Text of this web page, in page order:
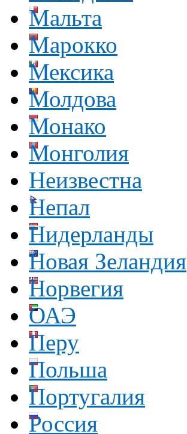
Мальта
Марокко
Мексика
Молдова
Монако
Монголия
Неизвестна
Непал
Нидерланды
Новая Зеландия
Норвегия
ОАЭ
Перу
Польша
Португалия
Россия